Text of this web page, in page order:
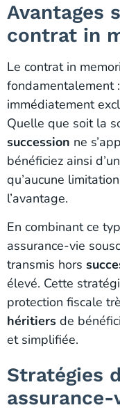
Avantages
contrat in
Le contrat in
fondamentalement
immédiatement
Quelle que soit la
succession ne
bénéficiez ainsi
qu’aucune
l’avantage.
En combinant ce
assurance-vie
transmis hors
élevé. Cette
protection fiscale
héritiers de
et simplifiée.
Stratégies